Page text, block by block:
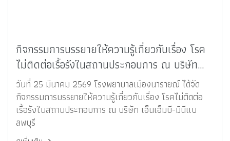
กิจกรรมการบรรยายให้ความรู้เกี่ยวกับเรื่อง โรค
ไม่ติดต่อเรื้อรังในสถานประกอบการ ณ บริษัท
เอ็นเอ็มบี-มินีแบ ลพบุรี
วันที่ 25 มีนาคม 2569 โรงพยาบาลเมืองนารายณ์ ได้จัด
กิจกรรมการบรรยายให้ความรู้เกี่ยวกับเรื่อง โรคไม่ติดต่อ
เรื้อรังในสถานประกอบการ ณ บริษัท เอ็นเอ็มบี-มินีแบ
ลพบุรี